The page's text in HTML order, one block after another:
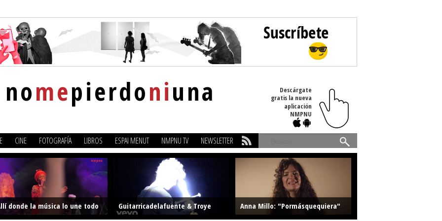
nomepierdoniuna
Descárgate
gratis la nueva
aplicación
NMPNU
CINE FOTOGRAFÍA LIBROS ESPAI MENUT NMPNU TV NEWSLETTER
Buscar
donde la música lo une todo
Guitarricadelafuente & Troye
Anna Millo: "Pormásquequiera"